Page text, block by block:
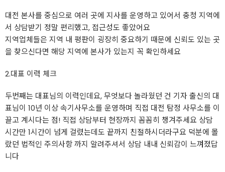
대전 본사를 중심으로 여러 곳에 지사를 운영하고 있어서 충청 지역에
서 상담받기 정말 편리했고, 접근성도 좋았어요
지역업체들은 지역 내 평판이 굉장히 중요하기 때문에 신뢰도 있는 곳
을 찾으신다면 해당 지역에 본사가 있는지 꼭 확인하세요
2.대표 이력 체크
두번째는 대표님의 이력인데요, 무엇보다 놀라웠던 건 기자 출신의 대
표님이 10년 이상 속기사무소를 운영하며 직접 대전 탐정 사무소를 이
끌고 계시다는 점! 직접 상담부터 현장까지 꼼꼼히 챙겨주세요 상담
시간만 1시간이 넘게 걸렸는데도 끝까지 친절하시더라구요 덕분에 몰
랐던 법적인 주의사항 까지 알려주셔서 상담 내내 신뢰감이 느껴졌답
니다